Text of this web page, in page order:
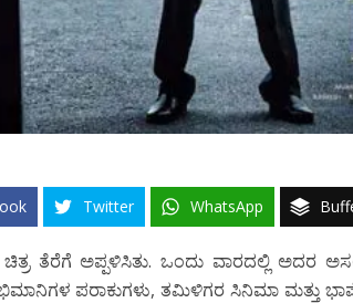
Twitter WhatsApp
ಅಪ್ಪಳಿಸಿತು. ಒಂದು ವಾರದಲ್ಲಿ ಅದರ
ಪರಾಕುಗಳು, ತಮಿಳಿಗರ ಸಿನಿಮಾ ಮತ್ತು